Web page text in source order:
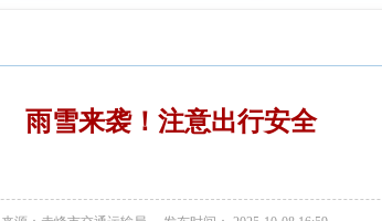
雨雪来袭！注意出行安全